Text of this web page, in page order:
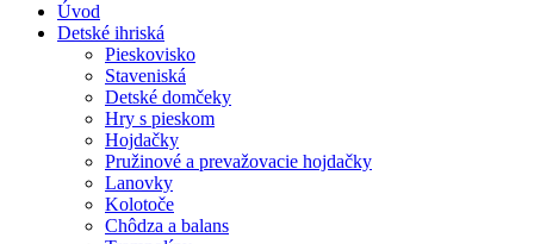
Úvod
Detské ihriská
Pieskovisko
Staveniská
Detské domčeky
Hry s pieskom
Hojdačky
Pružinové a prevažovacie hojdačky
Lanovky
Kolotoče
Chôdza a balans